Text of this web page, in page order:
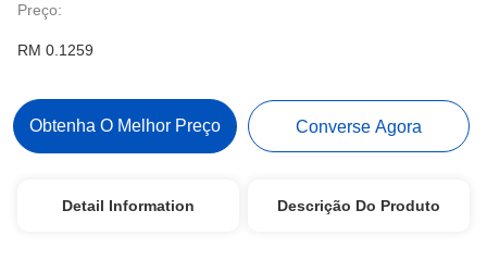
Preço:
RM 0.1259
Obtenha O Melhor Preço Converse Agora
Detail Information Descrição Do Produto